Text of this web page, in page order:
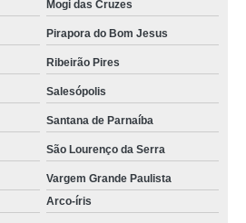
Mogi das Cruzes
Pirapora do Bom Jesus
Ribeirão Pires
Salesópolis
Santana de Parnaíba
São Lourenço da Serra
Vargem Grande Paulista
Arco-íris